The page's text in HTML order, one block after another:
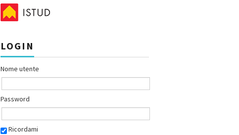
LOGIN
Nome utente
Password
Ricordami